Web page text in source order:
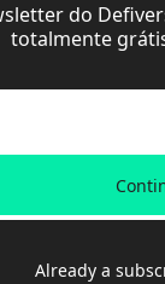
do
totalmente
Already a